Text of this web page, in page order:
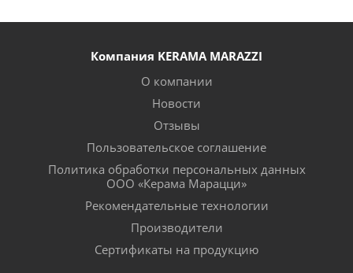
Компания KERAMA MARAZZI
О компании
Новости
Отзывы
Пользовательское соглашение
Политика обработки персональных данных
ООО «Керама Марацци»
Рекомендательные технологии
Производители
Сертификаты на продукцию